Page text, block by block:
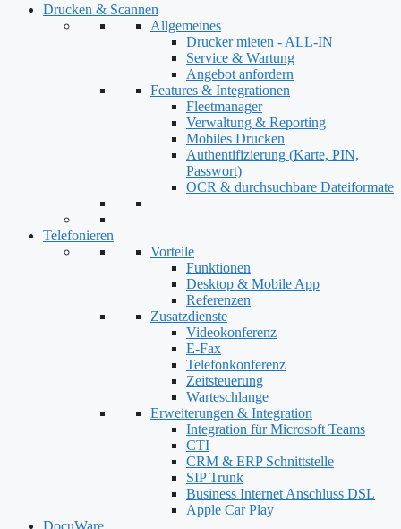
Drucken & Scannen
Allgemeines
Drucker mieten - ALL-IN
Service & Wartung
Angebot anfordern
Features & Integrationen
Fleetmanager
Verwaltung & Reporting
Mobiles Drucken
Authentifizierung (Karte, PIN,
Passwort)
OCR & durchsuchbare Dateiformate
Telefonieren
Vorteile
Funktionen
Desktop & Mobile App
Referenzen
Zusatzdienste
Videokonferenz
E-Fax
Telefonkonferenz
Zeitsteuerung
Warteschlange
Erweiterungen & Integration
Integration für Microsoft Teams
CTI
CRM & ERP Schnittstelle
SIP Trunk
Business Internet Anschluss DSL
Apple Car Play
DocuWare